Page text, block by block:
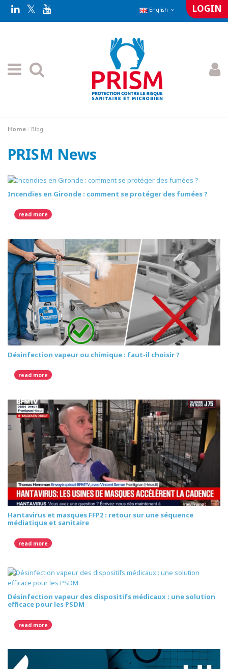
English LOGIN
Home Blog
PRISM News
Incendies en Gironde : comment se protéger des fumées ?
read more
Désinfection vapeur ou chimique : faut-il choisir ?
read more
Hantavirus et masques FFP2 : retour sur une séquence
médiatique et sanitaire
read more
Désinfection vapeur des dispositifs médicaux : une solution
efficace pour les PSDM
read more